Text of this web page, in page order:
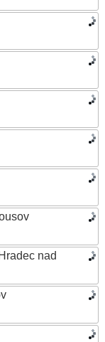
nad